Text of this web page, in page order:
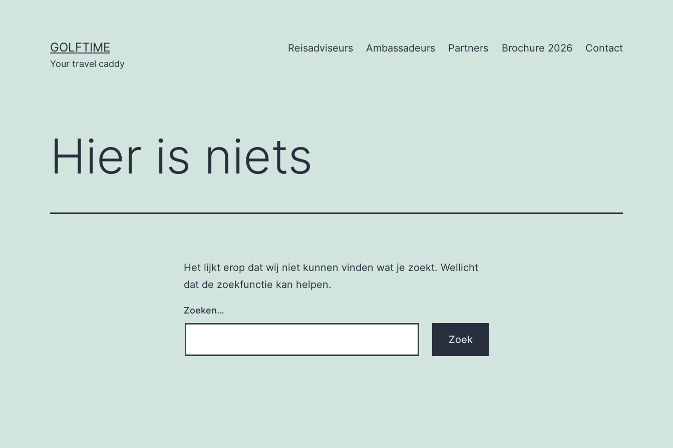
GOLFTIME
Your travel caddy
Reisadviseurs Ambassadeurs Partners Brochure 2026 Contact
Hier is niets
Het lijkt erop dat wij niet kunnen vinden wat je zoekt. Wellicht
dat de zoekfunctie kan helpen.
Zoeken…